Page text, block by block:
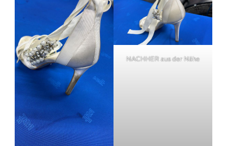
NACHHER aus der Nähe